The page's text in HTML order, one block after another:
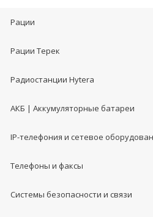
Рации
Рации Терек
Радиостанции Hytera
АКБ | Аккумуляторные батареи
IP-телефония и сетевое
Телефоны и факсы
Системы безопасности и связи